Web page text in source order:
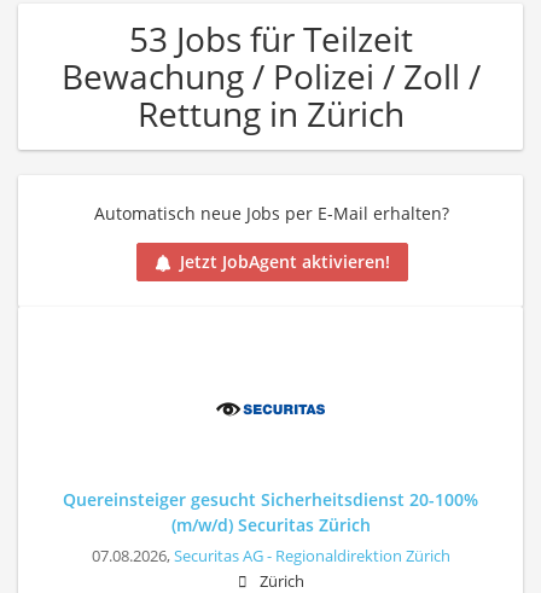
53 Jobs für Teilzeit
Bewachung / Polizei / Zoll /
Rettung in Zürich
Automatisch neue Jobs per E-Mail erhalten?
Jetzt JobAgent aktivieren!
Quereinsteiger gesucht Sicherheitsdienst 20-100%
(m/w/d) Securitas Zürich
07.08.2026,Securitas AG - Regionaldirektion Zürich
Zürich